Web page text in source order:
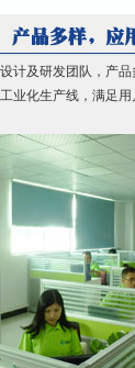
计及研发团队，产品
业化生产线，满足